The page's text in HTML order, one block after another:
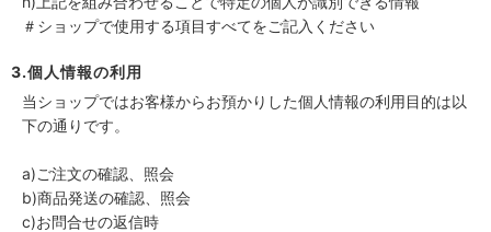
＃ショップで使用する項目すべてをご記入ください
3.個人情報の利用
当ショップではお客様からお預かりした個人情報の利用目的は以
下の通りです。
a)ご注文の確認、照会
b)商品発送の確認、照会
c)お問合せの返信時